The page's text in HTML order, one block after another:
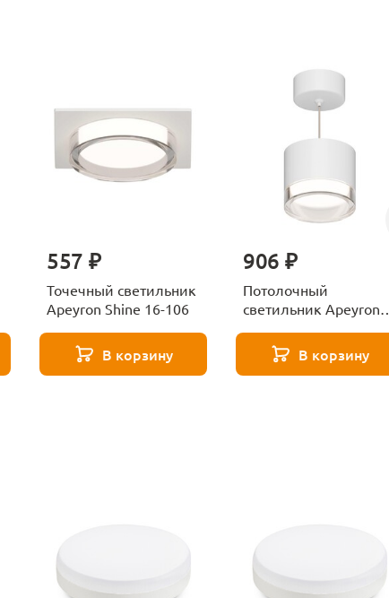
557 ₽
Точечный светильник
Apeyron Shine 16-106
В корзину
906 ₽
Потолочный
светильник Apeyron
В корзину